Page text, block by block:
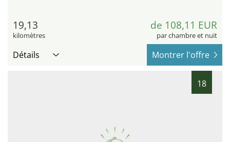
19,13
kilomètres
de 108,11 EUR
par chambre et nuit
Détails Montrer l'offre
18